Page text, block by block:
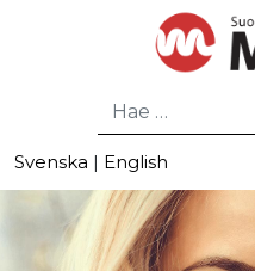
Hae
Svenska | English